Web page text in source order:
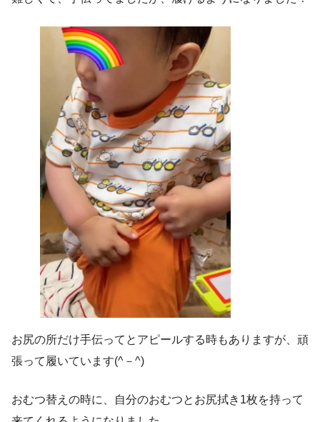
お尻の所だけ手伝ってとアピールする時もありますが、頑
張って履いています(^－^)
おむつ替えの時に、自分のおむつとお尻拭き1枚を持って